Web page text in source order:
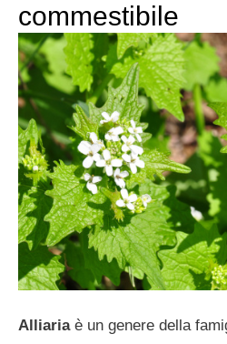
commestibile
Alliariaè un genere della